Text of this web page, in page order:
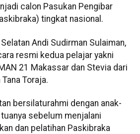
calon Pasukan Pengibar
tingkat nasional.
Andi Sudirman Sulaiman,
resmi kedua pelajar yakni
21 Makassar dan Stevia dari
Toraja.
bersilaturahmi dengan anak-
sebelum menjalani
dan pelatihan Paskibraka